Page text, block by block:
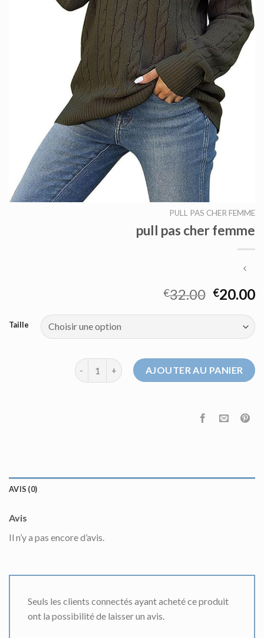
PULL PAS CHER FEMME
pull pas cher femme
€32.00 €20.00
Taille
quantité de pull pas cher femme
AJOUTER AU PANIER
AVIS (0)
Avis
Il n’y a pas encore d’avis.
Seuls les clients connectés ayant acheté ce produit
ont la possibilité de laisser un avis.